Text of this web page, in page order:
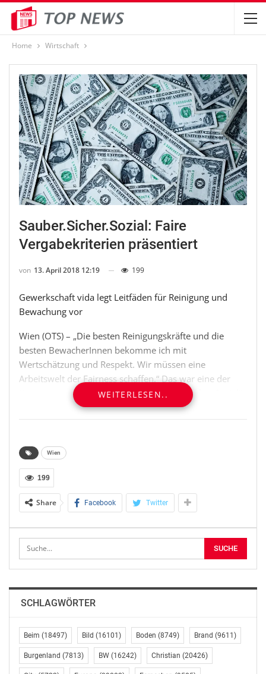
Home Wirtschaft
Sauber.Sicher.Sozial: Faire
Vergabekriterien präsentiert
von 13. April 2018 12:19 199
Gewerkschaft vida legt Leitfäden für Reinigung und
Bewachung vor
Wien (OTS) – „Die besten Reinigungskräfte und die
besten BewacherInnen bekomme ich mit
Wertschätzung und Respekt. Wir müssen eine
Arbeitswelt der Fairness schaffen.“ Das war eine der
Kernaussagen der Veranstaltung „Sauber.Sicher.Sozial“
der Gewerkschaft vida. Neben
GewerkschaftsvertreterInnen haben BetriebsrätInnen,
ArbeitgeberInnen aus den Bereichen Reinigung und
„Sauber.Sicher.Sozial“ haben ExpertInnen der
Gewerkschaft vida gemeinsam mit
BelegschaftsvertreterInnen Kataloge für faire
und Reinigungsdienstleistungen ausgearbeitet. Diese
Kataloge wurden gestern präsentiert.
Die Leitfäden bieten ganz konkrete, branchenbezogene
gekauft werden können. „Diese Kataloge sind primär
als Unterstützung für AuftraggeberInnen gedacht. Sie
können sich damit bei der Erstellung der Ausschreibung
WEITERLESEN..
Wien
199
Share Facebook Twitter
SCHLAGWÖRTER
Beim (18497) Bild (16101) Boden (8749) Brand (9611)
Burgenland (7813) BW (16242) Christian (20426)